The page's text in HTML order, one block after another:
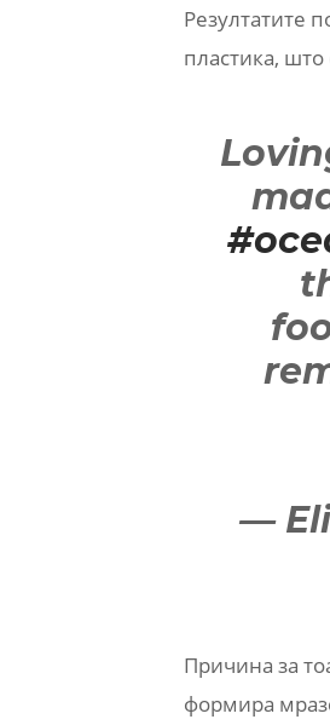
Резултатите
пластика,
—
Причина за
формира